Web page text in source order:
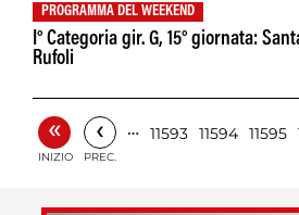
PROGRAMMA DEL WEEKEND
I° Categoria gir. G, 15° giornata:
Rufoli
«
INIZIO
‹
PREC.
… 11593 11594 11595